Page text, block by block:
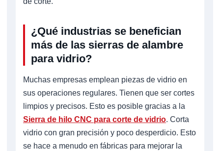
¿Qué industrias se benefician
más de las sierras de alambre
para vidrio?
Muchas empresas emplean piezas de vidrio en
sus operaciones regulares. Tienen que ser cortes
limpios y precisos. Esto es posible gracias a la
Sierra de hilo CNC para corte de vidrio. Corta
vidrio con gran precisión y poco desperdicio. Esto
se hace a menudo en fábricas para mejorar la